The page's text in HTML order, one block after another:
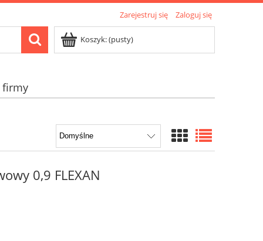
Zarejestruj się Zaloguj się
Koszyk:(pusty)
firmy
0,9 FLEXAN